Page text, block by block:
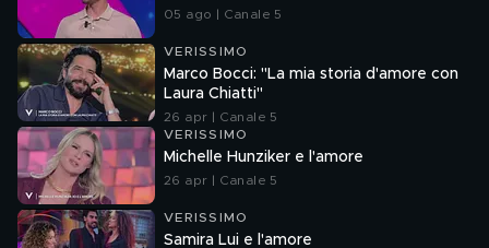
05 ago | Canale 5
VERISSIMO
Marco Bocci: "La mia storia d'amore con
Laura Chiatti"
26 apr | Canale 5
VERISSIMO
Michelle Hunziker e l'amore
26 apr | Canale 5
VERISSIMO
Samira Lui e l'amore